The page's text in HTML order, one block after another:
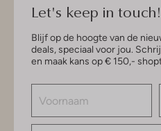
Let's keep in touch!
Blijf op de hoogte van de
deals, speciaal voor jou.
en maak kans op € 150,-